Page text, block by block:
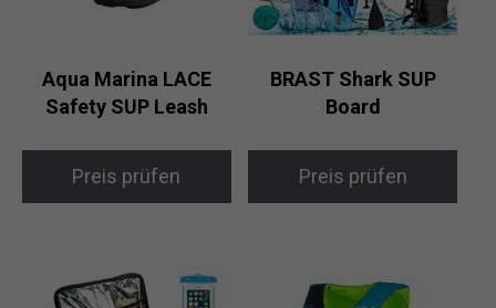
Aqua Marina LACE
Safety SUP Leash
Preis prüfen
BRAST Shark SUP
Board
Preis prüfen